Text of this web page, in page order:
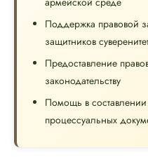
Поддержка правовой
защитников
Предоставление
законодательству
Помощь в
процессуальных